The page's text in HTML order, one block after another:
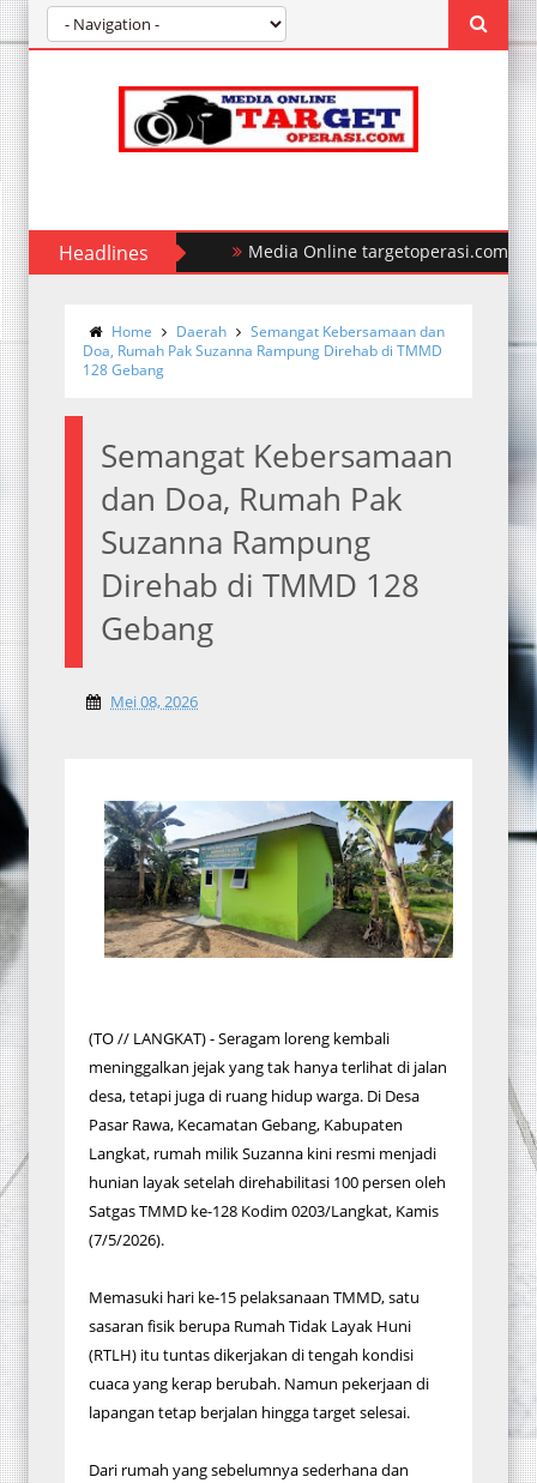
Headlines Polda Sumut Ungkap Kasus
Home Daerah
Semangat Kebersamaan dan
Doa, Rumah Pak Suzanna Rampung Direhab di TMMD
128 Gebang
Semangat Kebersamaan
dan Doa, Rumah Pak
Suzanna Rampung
Direhab di TMMD 128
Gebang
Mei 08, 2026
(TO // LANGKAT) - Seragam loreng kembali
meninggalkan jejak yang tak hanya terlihat di jalan
desa, tetapi juga di ruang hidup warga. Di Desa
Pasar Rawa, Kecamatan Gebang, Kabupaten
Langkat, rumah milik Suzanna kini resmi menjadi
hunian layak setelah direhabilitasi 100 persen oleh
Satgas TMMD ke-128 Kodim 0203/Langkat, Kamis
(7/5/2026).
Memasuki hari ke-15 pelaksanaan TMMD, satu
sasaran fisik berupa Rumah Tidak Layak Huni
(RTLH) itu tuntas dikerjakan di tengah kondisi
cuaca yang kerap berubah. Namun pekerjaan di
lapangan tetap berjalan hingga target selesai.
Dari rumah yang sebelumnya sederhana dan